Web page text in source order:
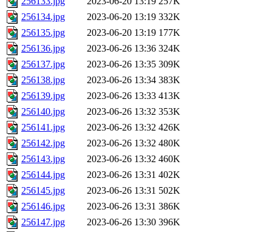
256134.jpg
2023-06-20 13:19 332K
256135.jpg
2023-06-20 13:19 177K
256136.jpg
2023-06-26 13:36 324K
256137.jpg
2023-06-26 13:35 309K
256138.jpg
2023-06-26 13:34 383K
256139.jpg
2023-06-26 13:33 413K
256140.jpg
2023-06-26 13:32 353K
256141.jpg
2023-06-26 13:32 426K
256142.jpg
2023-06-26 13:32 480K
256143.jpg
2023-06-26 13:32 460K
256144.jpg
2023-06-26 13:31 402K
256145.jpg
2023-06-26 13:31 502K
256146.jpg
2023-06-26 13:31 386K
256147.jpg
2023-06-26 13:30 396K